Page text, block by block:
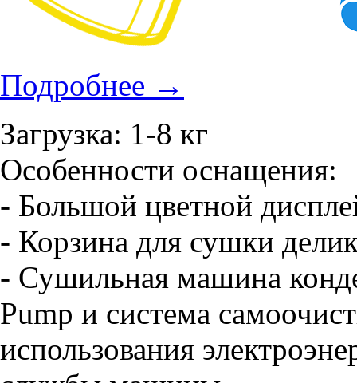
Подробнее →
Загрузка: 1-8 кг
Особенности оснащения:
- Большой цветной
- Корзина для сушки
- Сушильная машина
Pump и система
использования